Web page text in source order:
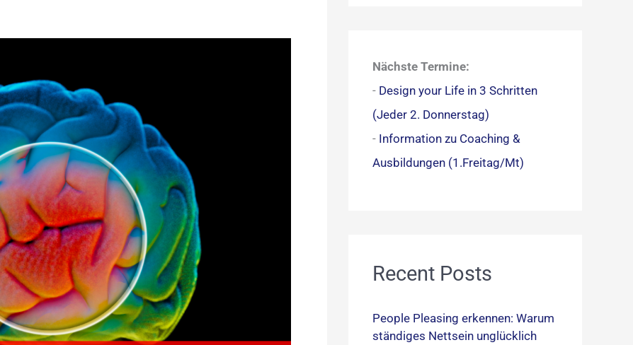
e
n
n
a
c
Nächste Termine:
- Design your Life in 3 Schritten
(Jeder 2. Donnerstag)
- Information zu Coaching &
Ausbildungen (1.Freitag/Mt)
Recent Posts
People Pleasing erkennen: Warum
ständiges Nettsein unglücklich